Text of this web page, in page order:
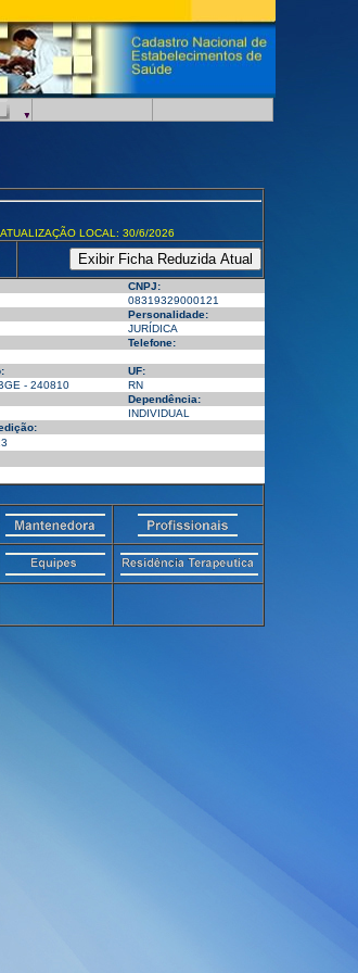
LOCAL: 30/6/2026
CNPJ:
08319329000121
Personalidade:
JURÍDICA
Telefone:
UF:
- 240810
RN
Dependência:
INDIVIDUAL